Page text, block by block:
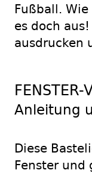
Fußball.
es doch
ausdrucken
FENSTER-
Anleitung
Diese
Fenster